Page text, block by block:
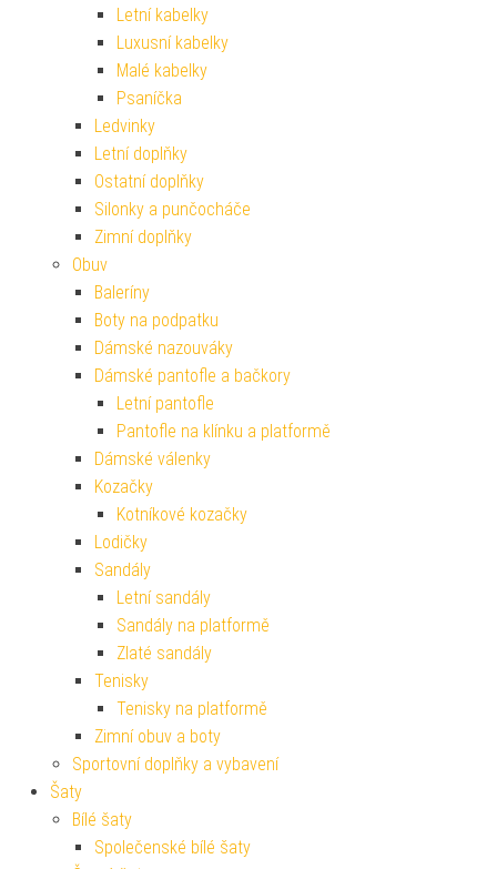
Letní kabelky
Luxusní kabelky
Malé kabelky
Psaníčka
Ledvinky
Letní doplňky
Ostatní doplňky
Silonky a punčocháče
Zimní doplňky
Obuv
Baleríny
Boty na podpatku
Dámské nazouváky
Dámské pantofle a bačkory
Letní pantofle
Pantofle na klínku a platformě
Dámské válenky
Kozačky
Kotníkové kozačky
Lodičky
Sandály
Letní sandály
Sandály na platformě
Zlaté sandály
Tenisky
Tenisky na platformě
Zimní obuv a boty
Sportovní doplňky a vybavení
Šaty
Bílé šaty
Společenské bílé šaty